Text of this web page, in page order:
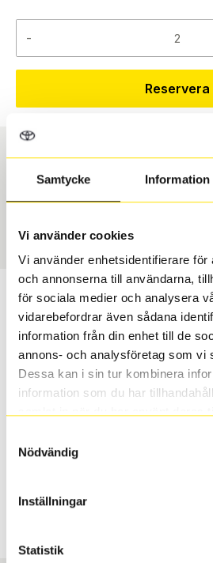
Samtycke Information
Vi använder cookies
Vi använder enhetsidentifierare för
och annonserna till användarna,
för sociala medier och analysera
vidarebefordrar även sådana
information från din enhet till de
annons- och analysföretag som vi
Dessa kan i sin tur kombinera
information som du har
Nödvändig
Inställningar
Statistik
-
Reservera
Däcktyp
60825
Passar detta däck min
Ange registreringsnummer för
valt passar din bilmodell. Om du
sättas på dina befintliga fälgar,
gång så att däck och fälg har
Ibland kan fälgen ha bytts ut
fabrik.
S